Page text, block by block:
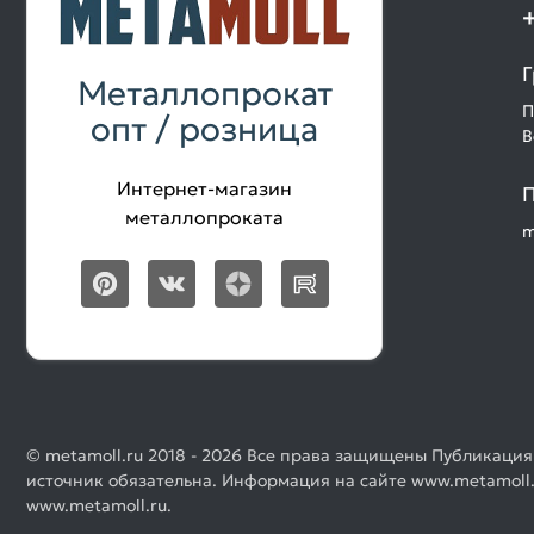
Металлопрокат
опт / розница
Интернет-магазин
металлопроката
© metamoll.ru 2018 - 2026 Все права защищены
источник обязательна. Информация на сайте
www.metamoll.ru.